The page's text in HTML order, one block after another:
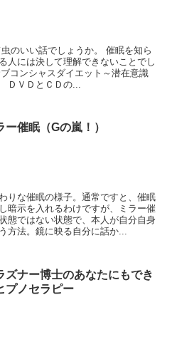
のいい話でしょうか。 催眠を知ら
人には決して理解できないことでし
ンシャスダイエット～潜在意識
ＶＤとＣＤの...
ー催眠（Gの嵐！）
りな催眠の様子。通常ですと、催眠
暗示を入れるわけですが、ミラー催
態ではない状態で、本人が自分自身
方法。鏡に映る自分に話か...
ズナー博士のあなたにもでき
プノセラピー